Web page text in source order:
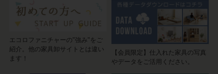
エコロファニチャーの"強み"をご
紹介。他の家具卸サイトとは違い
ます！
【会員限定】仕入れた家具の写真
やデータをご活用ください。